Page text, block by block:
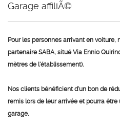
Garage affiliÃ©
Pour les personnes arrivant en
partenaire SABA, situé Via Ennio
mètres de l'établissement).
Nos clients bénéficient d'un bon de
remis lors de leur arrivée et pourra
garage.